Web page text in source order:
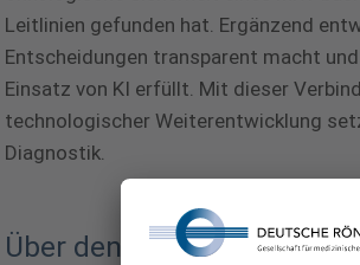
Leitlinien gefunden hat. Ergänzend
Entscheidungen transparent macht
Einsatz von KI erfüllt. Mit dieser
technologischer Weiterentwicklung
Diagnostik.
Über den Walter-Friedrich-